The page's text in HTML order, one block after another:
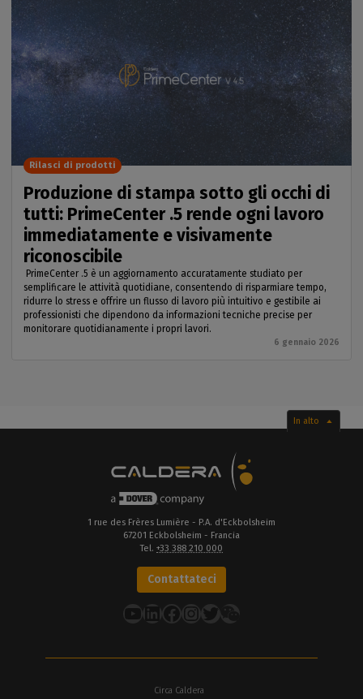
Produzione di stampa sotto gli occhi di
tutti: PrimeCenter .5 rende ogni lavoro
immediatamente e visivamente
riconoscibile
PrimeCenter .5 è un aggiornamento accuratamente studiato per
semplificare le attività quotidiane, consentendo di risparmiare tempo,
ridurre lo stress e offrire un flusso di lavoro più intuitivo e gestibile ai
professionisti che dipendono da informazioni tecniche precise per
monitorare quotidianamente i propri lavori.
6 gennaio 2026
Rilasci di prodotti
In alto
1 rue des Frères Lumière - P.A. d'Eckbolsheim
67201 Eckbolsheim - Francia
Tel. +33 388 210 000
Contattateci
YouTube
LinkedIn
Facebook
Instagram
Twitter
Circa Caldera